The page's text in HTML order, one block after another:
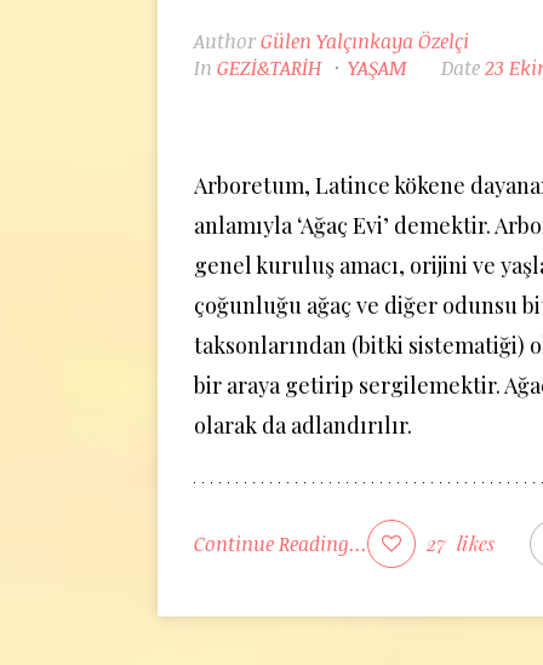
AuthorGülen Yalçınkaya Özelçi
In GEZİ&TARİH YAŞAM Date23
Arboretum, Latince kökene
anlamıyla ‘Ağaç Evi’ demektir.
genel kuruluş amacı, orijini ve
çoğunluğu ağaç ve diğer odunsu
taksonlarından (bitki sistematiği)
bir araya getirip sergilemektir.
olarak da adlandırılır.
Continue Reading... 27 likes